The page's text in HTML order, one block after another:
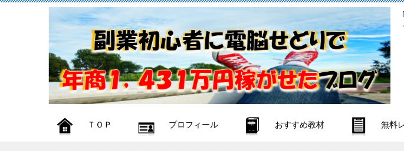
ＴＯＰ プロフィール おすすめ教材 無料